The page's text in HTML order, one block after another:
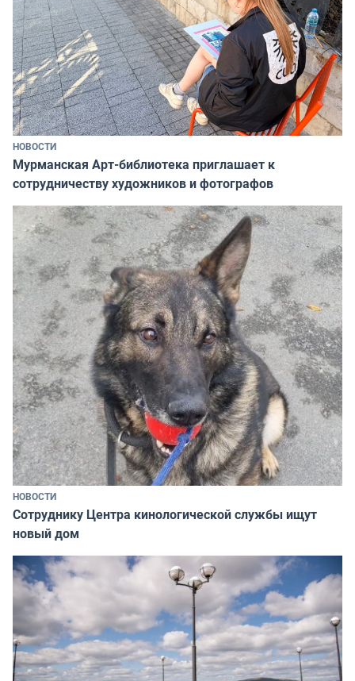
НОВОСТИ
Мурманская Арт-библиотека приглашает к
сотрудничеству художников и фотографов
НОВОСТИ
Сотруднику Центра кинологической службы ищут
новый дом